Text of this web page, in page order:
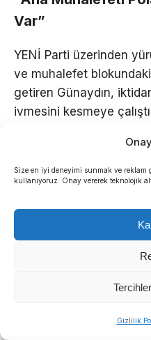
Size en iyi deneyimi sunmak ve
kullanıyoruz. Onay vererek teknolojik
Gizlilik
Var”
YENİ Parti üzerinden
ve muhalefet
getiren Günaydın,
ivmesini kesmeye
Parti üzerindeki
olduğunu belirten
Parti’ye yüklenerek,
polarize eden ve
dağıtmaya gayret
Türkiye’nin geleceğini